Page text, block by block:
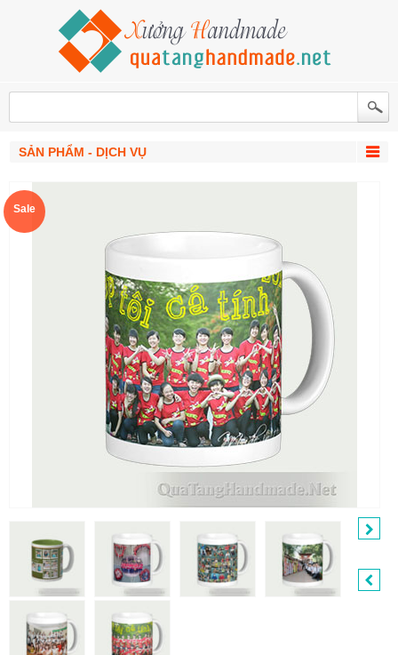
SẢN PHẨM - DỊCH VỤ
Sale